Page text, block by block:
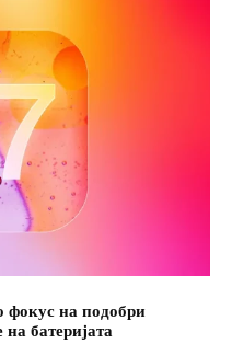
фокус на подобри
батеријата